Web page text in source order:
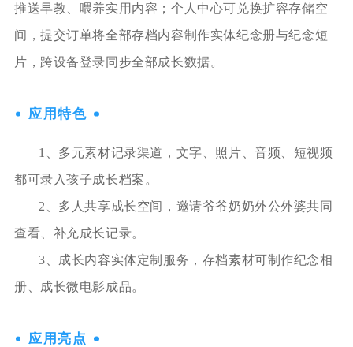
推送早教、喂养实用内容；个人中心可兑换扩容存储空
间，提交订单将全部存档内容制作实体纪念册与纪念短
片，跨设备登录同步全部成长数据。
应用特色
1、多元素材记录渠道，文字、照片、音频、短视频
都可录入孩子成长档案。
2、多人共享成长空间，邀请爷爷奶奶外公外婆共同
查看、补充成长记录。
3、成长内容实体定制服务，存档素材可制作纪念相
册、成长微电影成品。
应用亮点